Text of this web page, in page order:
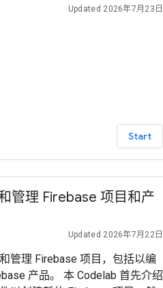
Updated 2026年7月23日
Start
管理 Firebase 项目和产
Updated 2026年7月22日
管理 Firebase 项目，包括以编
产品。 本 Codelab 首先介绍